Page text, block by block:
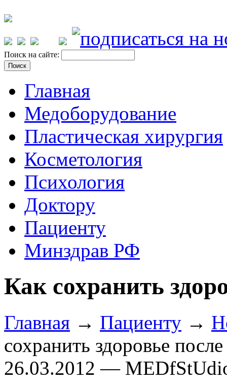
Поиск на сайте:
Главная
Медоборудование
Пластическая хирургия
Косметология
Психология
Доктору
Пациенту
Минздрав РФ
Как сохранить
Главная → Пациенту →
сохранить здоровье
26.03.2012 —